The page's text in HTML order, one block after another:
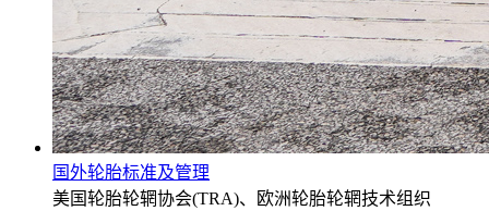
国外轮胎标准及管理
美国轮胎轮辋协会(TRA)、欧洲轮胎轮辋技术组织